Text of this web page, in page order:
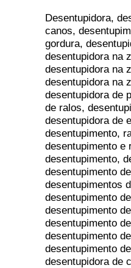
Desentupidora,
canos,
gordura,
desentupidora na
desentupidora na
desentupidora na
desentupidora de
de ralos,
desentupidora de
desentupimento,
desentupimento e
desentupimento,
desentupimento
desentupimentos
desentupimento
desentupimento
desentupimento
desentupimento
desentupimento
desentupidora de